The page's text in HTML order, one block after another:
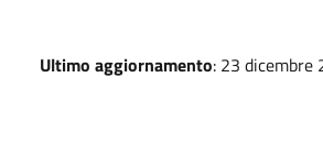
Ultimo aggiornamento: 23 dicembre